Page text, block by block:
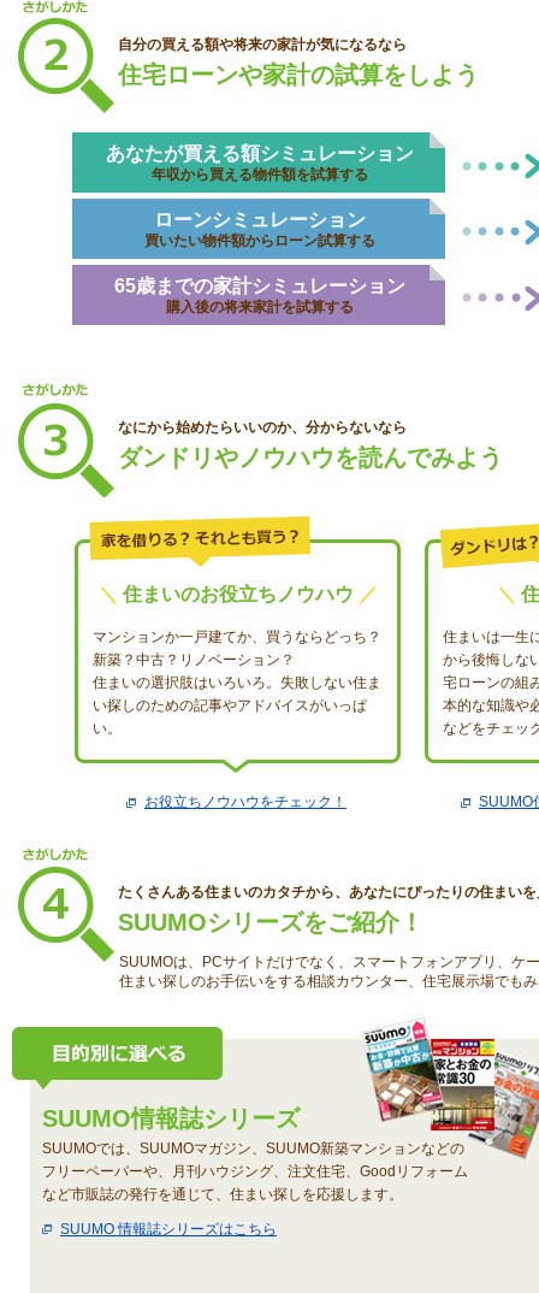
自分の買える額や将来の家計が気になるなら
住宅ローンや家計の試算をしよう
あなたが買える額シミュレーション
年収から買える物件額を試算する
ローンシミュレーション
買いたい物件額からローン試算する
65歳までの家計シミュレーション
購入後の将来家計を試算する
なにから始めたらいいのか、分からないなら
ダンドリやノウハウを読んでみよう
＼ 住まいのお役立ちノウハウ ／
マンションか一戸建てか、買うならどっち？
新築？中古？リノベーション？
住まいの選択肢はいろいろ。失敗しない住ま
い探しのための記事やアドバイスがいっぱ
い。
お役立ちノウハウをチェック！
＼
住まいは一生
から後悔しな
宅ローンの組
本的な知識や
などをチェッ
SUUMO
たくさんある住まいのカタチから、あなたにぴったりの住まい
SUUMOシリーズをご紹介！
SUUMOは、PCサイトだけでなく、スマートフォンアプリ、ケ
住まい探しのお手伝いをする相談カウンター、住宅展示場でも
SUUMO情報誌シリーズ
SUUMOでは、SUUMOマガジン、SUUMO新築マンションなどの
フリーペーパーや、月刊ハウジング、注文住宅、Goodリフォーム
など市販誌の発行を通じて、住まい探しを応援します。
SUUMO 情報誌シリーズはこちら